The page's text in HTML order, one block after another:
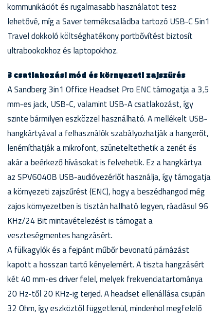
kommunikációt és rugalmasabb használatot tesz
lehetővé, míg a Saver termékcsaládba tartozó USB-C 5in1
Travel dokkoló költséghatékony portbővítést biztosít
ultrabookokhoz és laptopokhoz.
3 csatlakozási mód és környezeti zajszűrés
A Sandberg 3in1 Office Headset Pro ENC támogatja a 3,5
mm-es jack, USB-C, valamint USB-A csatlakozást, így
szinte bármilyen eszközzel használható. A mellékelt USB-
hangkártyával a felhasználók szabályozhatják a hangerőt,
lenémíthatják a mikrofont, szüneteltethetik a zenét és
akár a beérkező hívásokat is felvehetik. Ez a hangkártya
az SPV6040B USB-audióvezérlőt használja, így támogatja
a környezeti zajszűrést (ENC), hogy a beszédhangod még
zajos környezetben is tisztán hallható legyen, ráadásul 96
KHz/24 Bit mintavételezést is támogat a
veszteségmentes hangzásért.
A fülkagylók és a fejpánt műbőr bevonatú párnázást
kapott a hosszan tartó kényelemért. A tiszta hangzásért
két 40 mm-es driver felel, melyek frekvenciatartománya
20 Hz-től 20 KHz-ig terjed. A headset ellenállása csupán
32 Ohm, így eszköztől függetlenül, mindenhol megfelelő